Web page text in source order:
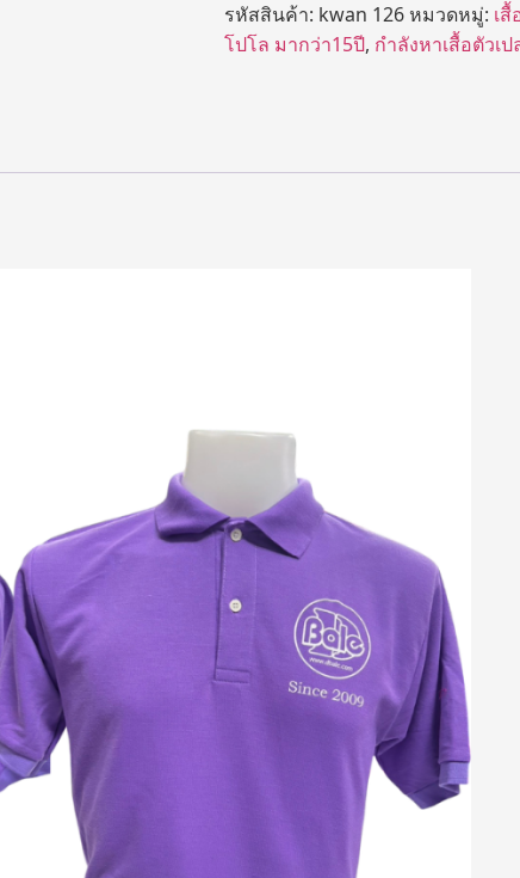
รหัสสินค้า: kwan 126หมวดหมู่: เ
โปโล มากว่า15ปี, กำลังหาเสื้อตัวเ